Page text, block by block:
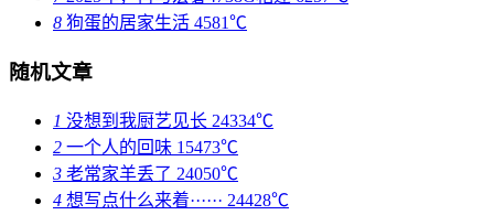
8 狗蛋的居家生活 4581℃
随机文章
1 没想到我厨艺见长 24334℃
2 一个人的回味 15473℃
3 老常家羊丢了 24050℃
4 想写点什么来着······ 24428℃